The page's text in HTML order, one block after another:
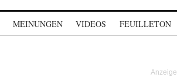
MEINUNGEN VIDEOS FEUILLETON